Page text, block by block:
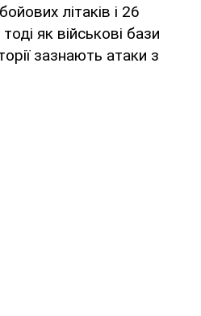
літаків і 26
як військові бази
зазнають атаки з